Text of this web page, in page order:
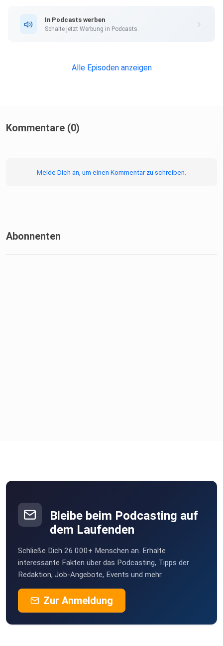
In Podcasts werben
Schalte jetzt Werbung in Podcasts.
Alle Episoden anzeigen
Kommentare (0)
Melde Dich an, um einen Kommentar zu schreiben.
Abonnenten
Bleibe beim Podcasting auf
dem Laufenden
Schließe Dich 26.000+ Menschen an. Erhalte
interessante Fakten über das Podcasting, Tipps der
Redaktion, Job-Angebote, Events und mehr.
Zur Anmeldung